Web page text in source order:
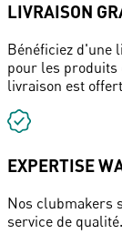
LIVRAISON
Bénéficiez d'une
pour les produits
livraison est
EXPERTISE
Nos clubmakers
service de qualité.